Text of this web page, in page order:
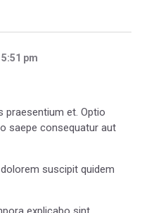
5:51 pm
praesentium et. Optio
saepe consequatur aut
suscipit quidem